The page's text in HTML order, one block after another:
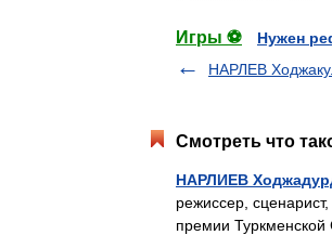
Игры ⚽
Нужен
НАРЛЕВ
Смотреть что
НАРЛИЕВ
режиссер,
премии